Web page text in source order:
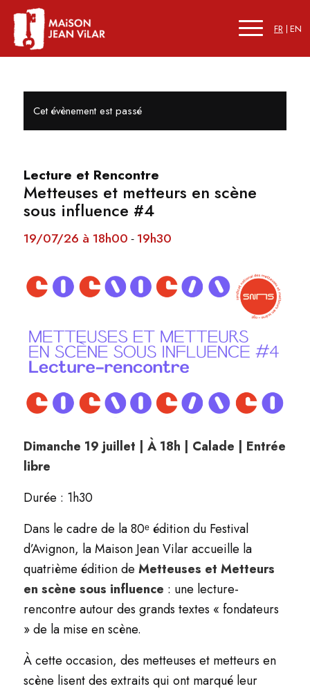
FR EN
Cet évènement est passé
Lecture et Rencontre
Metteuses et metteurs en scène
sous influence #4
19/07/26 à 18h00 - 19h30
Dimanche 19 juillet | À 18h | Calade | Entrée
libre
Durée : 1h30
Dans le cadre de la 80ᵉ édition du Festival
d’Avignon, la Maison Jean Vilar accueille la
quatrième édition de Metteuses et Metteurs
en scène sous influence : une lecture-
rencontre autour des grands textes « fondateurs
» de la mise en scène.
À cette occasion, des metteuses et metteurs en
scène lisent des extraits qui ont marqué leur